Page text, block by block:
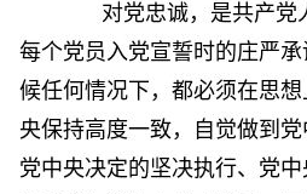
对党忠诚，是共产党
每个党员入党宣誓时的庄严
候任何情况下，都必须在思
央保持高度一致，自觉做到党
党中央决定的坚决执行、党